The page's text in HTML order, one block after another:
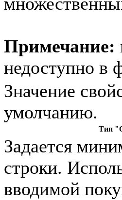
Примечание:
недоступно в
Значение
умолчанию.
Тип
Задается
строки.
вводимой